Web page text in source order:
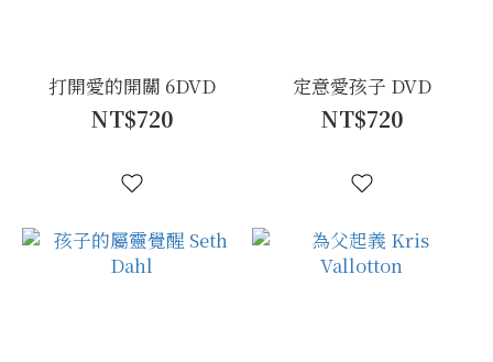
打開愛的開關 6DVD
NT$720
定意愛孩子 DVD
NT$720